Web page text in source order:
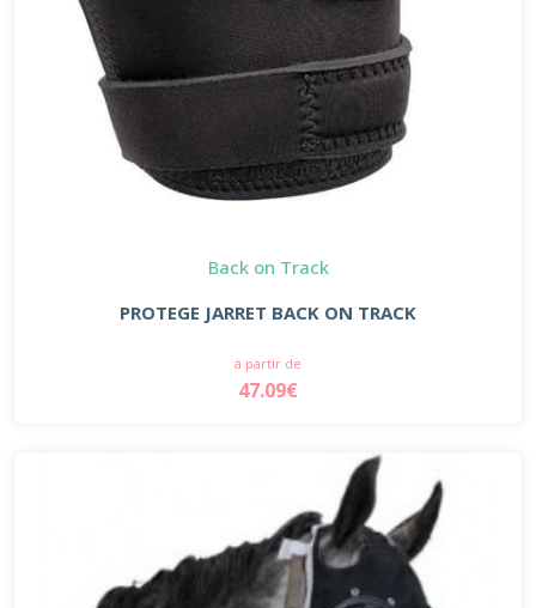
Back on Track
PROTEGE JARRET BACK ON TRACK
à partir de
47.09€